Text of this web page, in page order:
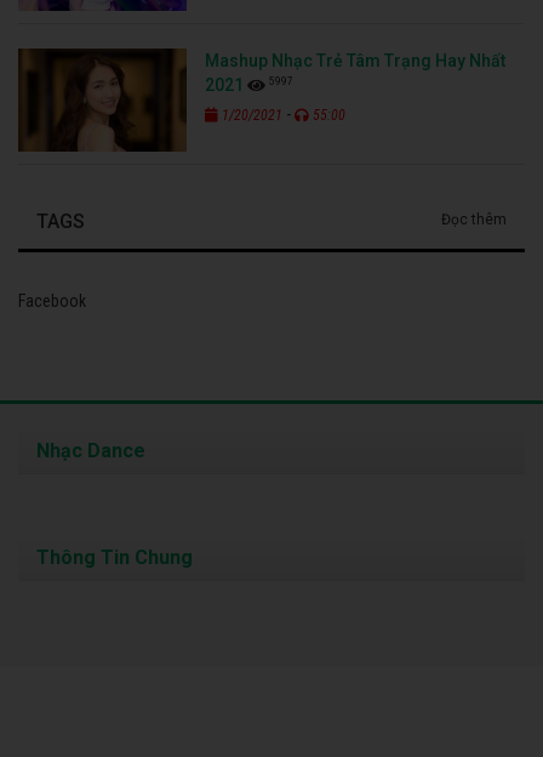
Mashup Nhạc Trẻ Tâm Trạng Hay Nhất
2021
5997
1/20/2021 - 55:00
TAGS Đọc thêm
Facebook
Nhạc Dance
Thông Tin Chung